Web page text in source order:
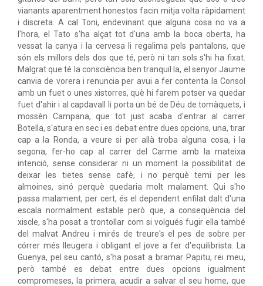
vianants aparentment honestos facin mitja volta ràpidament
i discreta. A cal Toni, endevinant que alguna cosa no va a
l'hora, el Tato s'ha alçat tot d'una amb la boca oberta, ha
vessat la canya i la cervesa li regalima pels pantalons, que
són els millors dels dos que té, però ni tan sols s'hi ha fixat.
Malgrat que té la consciència ben tranquil·la, el senyor Jaume
canvia de vorera i renuncia per avui a fer contenta la Consol
amb un fuet o unes xistorres, què hi farem potser va quedar
fuet d'ahir i al capdavall li porta un bé de Déu de tomàquets, i
mossèn Campana, que tot just acaba d'entrar al carrer
Botella, s'atura en sec i es debat entre dues opcions, una, tirar
cap a la Ronda, a veure si per allà troba alguna cosa, i la
segona, fer-ho cap al carrer del Carme amb la mateixa
intenció, sense considerar ni un moment la possibilitat de
deixar les tietes sense cafè, i no perquè temi per les
almoines, sinó perquè quedaria molt malament. Qui s'ho
passa malament, per cert, és el dependent enfilat dalt d'una
escala normalment estable però que, a conseqüència del
xiscle, s'ha posat a trontollar com si volgués fugir ella també
del malvat Andreu i mirés de treure's el pes de sobre per
córrer més lleugera i obligant el jove a fer d'equilibrista. La
Guenya, pel seu cantó, s'ha posat a bramar Papitu, rei meu,
però també es debat entre dues opcions igualment
compromeses, la primera, acudir a salvar el seu home, que